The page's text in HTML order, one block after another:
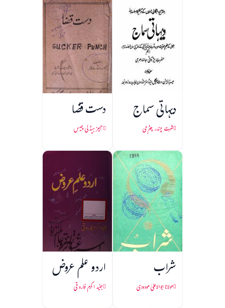
دیہاتی سماج
شرت چندر چٹرجی
دست قضا
جیمز ہیڈلی چیس
شراب
مولانا ابوالاعلیٰ مودودی
اردو علم عروض
جنید اکرم فاروقی